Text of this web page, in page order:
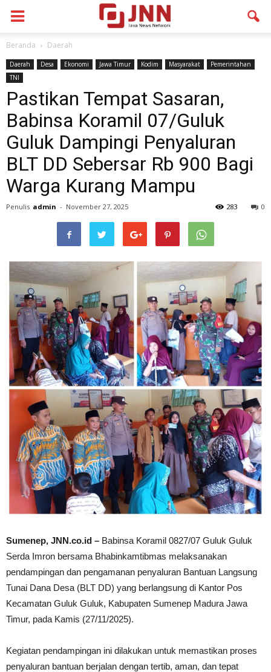
Beranda Daerah
Daerah Desa Ekonomi Jawa Timur Kodim Masyarakat
Pemerintahan
TNI
Pastikan Tempat Sasaran,
Babinsa Koramil 07/Guluk
Guluk Dampingi Penyaluran
BLT DD Sebersar Rb 900 Bagi
Warga Kurang Mampu
Penulis admin - November 27, 2025 0
283
Sumenep, JNN.co.id – Babinsa Koramil 0827/07 Guluk Guluk
Serda Imron bersama Bhabinkamtibmas melaksanakan
pendampingan dan pengamanan penyaluran Bantuan Langsung
Tunai Dana Desa (BLT DD) yang berlangsung di Kantor Pos
Kecamatan Guluk Guluk, Kabupaten Sumenep Madura Jawa
Timur, pada Kamis (27/11/2025).
Kegiatan pendampingan ini dilakukan untuk memastikan proses
penyaluran bantuan berjalan dengan tertib, aman, dan tepat